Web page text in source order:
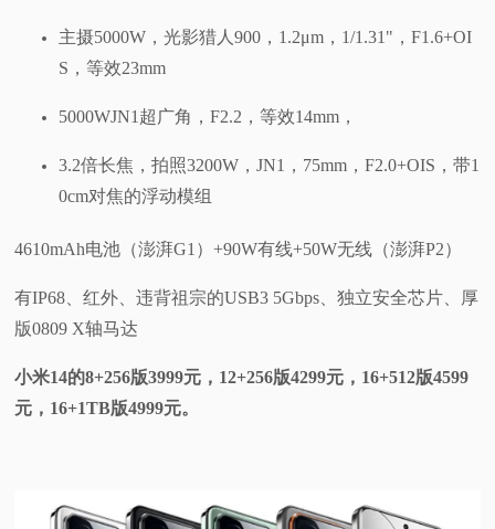
主摄5000W，光影猎人900，1.2μm，1/1.31"，F1.6+OI
S，等效23mm
5000WJN1超广角，F2.2，等效14mm，
3.2倍长焦，拍照3200W，JN1，75mm，F2.0+OIS，带1
0cm对焦的浮动模组
4610mAh电池（澎湃G1）+90W有线+50W无线（澎湃P2）
有IP68、红外、违背祖宗的USB3 5Gbps、独立安全芯片、厚
版0809 X轴马达
小米14的8+256版3999元，12+256版4299元，16+512版4599
元，16+1TB版4999元。